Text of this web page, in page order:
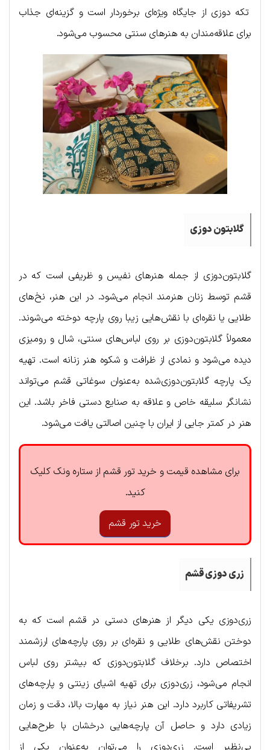
تکه دوزی از جایگاه ویژه‌ای برخوردار است و گزینه‌ای جذاب
برای علاقه‌مندان به هنرهای سنتی محسوب می‌شود.
گلابتون دوزی
گلابتون‌دوزی از جمله هنرهای نفیس و ظریفی است که در
قشم توسط زنان هنرمند انجام می‌شود. در این هنر، نخ‌های
طلایی یا نقره‌ای با نقش‌هایی زیبا روی پارچه دوخته می‌شوند.
معمولاً گلابتون‌دوزی بر روی لباس‌های سنتی، شال و رومیزی
دیده می‌شود و نمادی از ظرافت و شکوه هنر زنانه است. تهیه
یک پارچه گلابتون‌دوزی‌شده به‌عنوان سوغاتی قشم می‌تواند
نشانگر سلیقه خاص و علاقه به صنایع دستی فاخر باشد. این
هنر در کمتر جایی از ایران با چنین اصالتی یافت می‌شود.
برای مشاهده قیمت و خرید تور قشم از ستاره ونک کلیک
کنید.
خرید تور قشم
زری دوزی قشم
زری‌دوزی یکی دیگر از هنرهای دستی در قشم است که به
دوختن نقش‌های طلایی و نقره‌ای بر روی پارچه‌های ارزشمند
اختصاص دارد. برخلاف گلابتون‌دوزی که بیشتر روی لباس
انجام می‌شود، زری‌دوزی برای تهیه اشیای زینتی و پارچه‌های
تشریفاتی کاربرد دارد. این هنر نیاز به مهارت بالا، دقت و زمان
زیادی دارد و حاصل آن پارچه‌هایی درخشان با طرح‌هایی
بی‌نظیر است. زری‌دوزی را می‌توان به‌عنوان یکی از